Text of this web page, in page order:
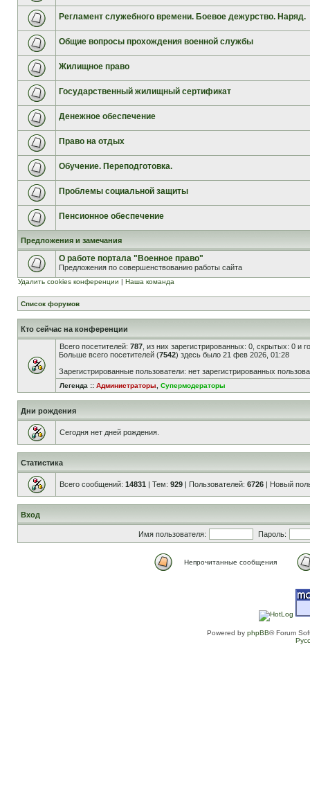
Регламент служебного времени. Боевое дежурство. Наряд.
Общие вопросы прохождения военной службы
Жилищное право
Государственный жилищный сертификат
Денежное обеспечение
Право на отдых
Обучение. Переподготовка.
Проблемы социальной защиты
Пенсионное обеспечение
Предложения и замечания
О работе портала "Военное право"
Предложения по совершенствованию работы сайта
Удалить cookies конференции | Наша команда
Список форумов
Кто сейчас на конференции
Всего посетителей: 787 , из них зарегистрированных: 0, скрытых: 0 и
Больше всего посетителей (7542) здесь было 21 фев 2026, 01:28
Зарегистрированные пользователи: нет зарегистрированных
Легенда :: Администраторы Супермодераторы
Дни рождения
Сегодня нет дней рождения.
Статистика
Всего сообщений: 14831 | Тем: 929 | Пользователей: 6726 | Новый
Вход
Имя пользователя: Пароль:
Непрочитанные сообщения
Powered by phpBB® Forum